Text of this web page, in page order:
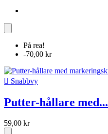
På rea!
-70,00 kr
 Snabbvy
Putter-hållare med...
59,00 kr